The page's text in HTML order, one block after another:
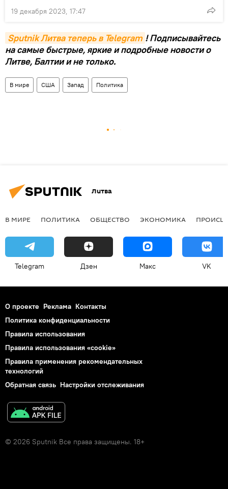
19 декабря 2023, 17:47
Sputnik Литва теперь в Telegram ! Подписывайтесь
на самые быстрые, яркие и подробные новости о
Литве, Балтии и не только.
В мире США Запад Политика
Литва
В МИРЕ ПОЛИТИКА ОБЩЕСТВО ЭКОНОМИКА
Telegram Дзен Макс VK
О проекте Реклама Контакты
Политика конфиденциальности
Правила использования
Правила использования «cookie»
Правила применения рекомендательных
технологий
Обратная связь Настройки отслеживания
© 2026 Sputnik Все права защищены. 18+